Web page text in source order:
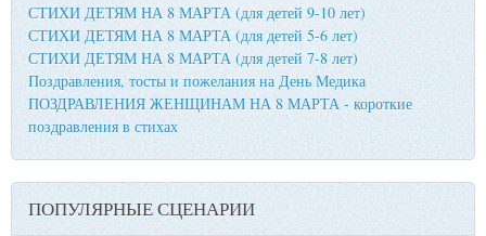
СТИХИ ДЕТЯМ НА 8 МАРТА (для детей 9-10 лет)
СТИХИ ДЕТЯМ НА 8 МАРТА (для детей 5-6 лет)
СТИХИ ДЕТЯМ НА 8 МАРТА (для детей 7-8 лет)
Поздравления, тосты и пожелания на День Медика
ПОЗДРАВЛЕНИЯ ЖЕНЩИНАМ НА 8 МАРТА - короткие
поздравления в стихах
ПОПУЛЯРНЫЕ СЦЕНАРИИ